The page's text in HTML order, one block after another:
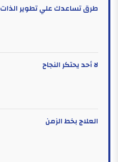
طرق تساعدك علي تطوير الذات
لا أحد يحتكر النجاح
العلاج بخط الزمن